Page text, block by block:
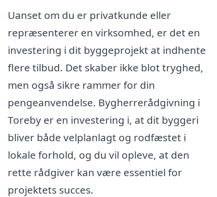
Uanset om du er privatkunde eller
repræsenterer en virksomhed, er det en
investering i dit byggeprojekt at indhente
flere tilbud. Det skaber ikke blot tryghed,
men også sikre rammer for din
pengeanvendelse. Bygherrerådgivning i
Toreby er en investering i, at dit byggeri
bliver både velplanlagt og rodfæstet i
lokale forhold, og du vil opleve, at den
rette rådgiver kan være essentiel for
projektets succes.